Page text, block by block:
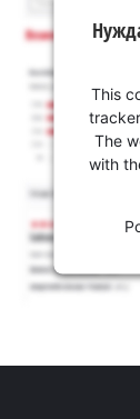
This
The
with